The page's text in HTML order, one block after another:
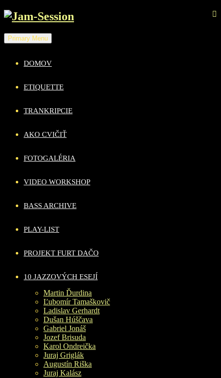
Skip
content
Primary Menu
DOMOV
ETIQUETTE
TRANKRIPCIE
AKO CVIČIŤ
FOTOGALÉRIA
VIDEO WORKSHOP
BASS ARCHIVE
PLAY-LIST
PROJEKT FURT DAČO
10 JAZZOVÝCH ESEJÍ
Martin Ďurdina
Ľubomír Tamaškovič
Ladislav Gerhardt
Dušan Húščava
Gabriel Jonáš
Jozef Brisuda
Karol Ondreička
Juraj Griglák
Augustín Riška
Juraj Kalász